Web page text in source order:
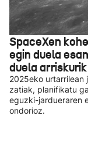
SpaceXen
egin duela
duela
2025eko urtarrilean
zatiak, planifikatu
eguzki-jardueraren
ondorioz.